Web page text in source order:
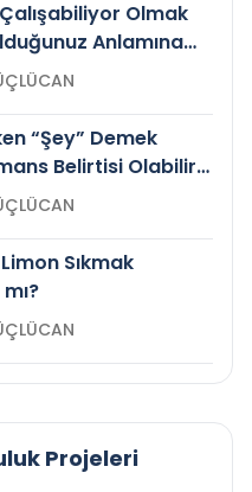
Olmak
Anlamına
GÜÇLÜCAN
“Şey” Demek
Belirtisi Olabilir
GÜÇLÜCAN
Sıkmak
GÜÇLÜCAN
Projeleri